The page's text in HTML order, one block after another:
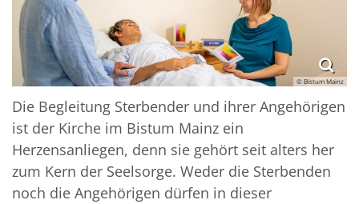
© Bistum Mainz
Die Begleitung Sterbender und ihrer Angehörigen
ist der Kirche im Bistum Mainz ein
Herzensanliegen, denn sie gehört seit alters her
zum Kern der Seelsorge. Weder die Sterbenden
noch die Angehörigen dürfen in dieser